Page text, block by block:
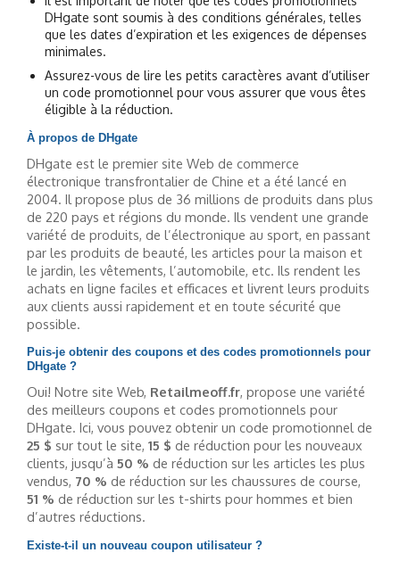
DHgate sont soumis à des conditions générales, telles
que les dates d’expiration et les exigences de dépenses
minimales.
Assurez-vous de lire les petits caractères avant d’utiliser
un code promotionnel pour vous assurer que vous êtes
éligible à la réduction.
À propos de DHgate
DHgate est le premier site Web de commerce
électronique transfrontalier de Chine et a été lancé en
2004. Il propose plus de 36 millions de produits dans plus
de 220 pays et régions du monde. Ils vendent une grande
variété de produits, de l’électronique au sport, en passant
par les produits de beauté, les articles pour la maison et
le jardin, les vêtements, l’automobile, etc. Ils rendent les
achats en ligne faciles et efficaces et livrent leurs produits
aux clients aussi rapidement et en toute sécurité que
possible.
Puis-je obtenir des coupons et des codes promotionnels pour
DHgate ?
Oui! Notre site Web, Retailmeoff.fr, propose une variété
des meilleurs coupons et codes promotionnels pour
DHgate. Ici, vous pouvez obtenir un code promotionnel de
25 $ sur tout le site, 15 $ de réduction pour les nouveaux
clients, jusqu’à 50 % de réduction sur les articles les plus
vendus, 70 % de réduction sur les chaussures de course,
51 % de réduction sur les t-shirts pour hommes et bien
d’autres réductions.
Existe-t-il un nouveau coupon utilisateur ?